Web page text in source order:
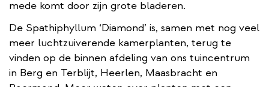
mede komt door zijn grote bladeren.
De Spathiphyllum ‘Diamond’ is, samen met nog veel
meer luchtzuiverende kamerplanten, terug te
vinden op de binnen afdeling van ons tuincentrum
in Berg en Terblijt, Heerlen, Maasbracht en